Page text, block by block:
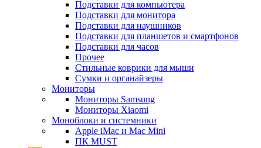
Подставки для компьютера
Подставки для монитора
Подставки для наушников
Подставки для планшетов и смартфонов
Подставки для часов
Прочее
Стильные коврики для мыши
Сумки и органайзеры
Мониторы
Мониторы Samsung
Мониторы Xiaomi
Моноблоки и системники
Apple iMac и Mac Mini
ПК MUST